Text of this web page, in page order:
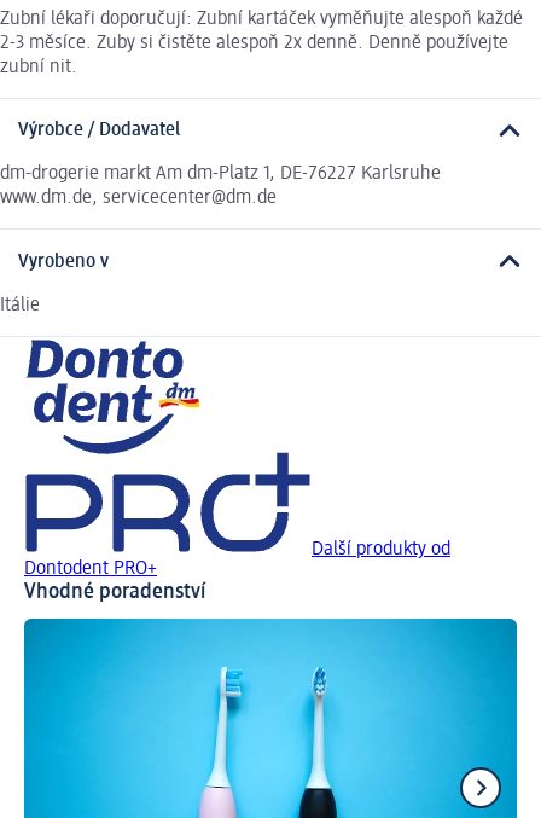
Zubní lékaři doporučují: Zubní kartáček vyměňujte alespoň každé
2-3 měsíce. Zuby si čistěte alespoň 2x denně. Denně používejte
zubní nit.
Výrobce / Dodavatel
dm-drogerie markt Am dm-Platz 1, DE-76227 Karlsruhe
www.dm.de, servicecenter@dm.de
Vyrobeno v
Itálie
Další produkty od
Dontodent PRO+
Vhodné poradenství